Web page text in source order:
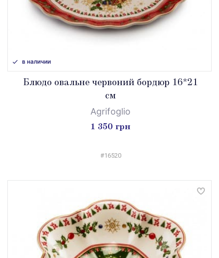
в наличии
Блюдо овальне червоний бордюр 16*21
см
Agrifoglio
1 350 грн
#16520